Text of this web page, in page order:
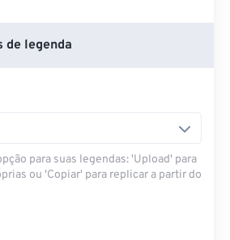
de legenda
para suas legendas: 'Upload' para
ou 'Copiar' para replicar a partir do